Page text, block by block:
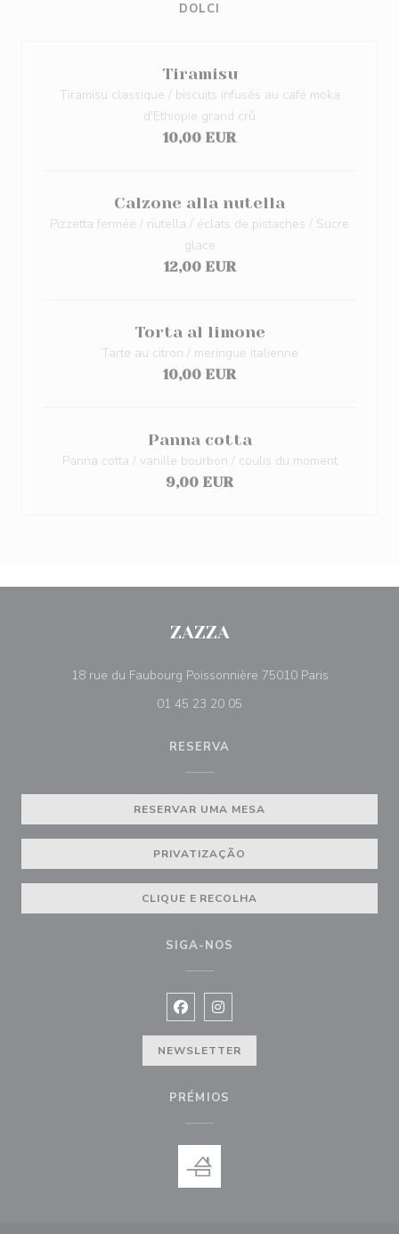
DOLCI
Tiramisu
Tiramisu classique / biscuits infusés au café moka
d'Ethiopie grand crû
10,00 EUR
Calzone alla nutella
Pizzetta fermée / nutella / éclats de pistaches / Sucre
glace
12,00 EUR
Torta al limone
Tarte au citron / meringue italienne
10,00 EUR
Panna cotta
Panna cotta / vanille bourbon / coulis du moment
9,00 EUR
ZAZZA
18 rue du Faubourg Poissonnière 75010 Paris((abre
01 45 23 20 05
RESERVA
RESERVAR UMA MESA
PRIVATIZAÇÃO
CLIQUE E RECOLHA
SIGA-NOS
Facebook ((abre numa nova janela))
Instagram ((abre numa nova
NEWSLETTER
PRÉMIOS